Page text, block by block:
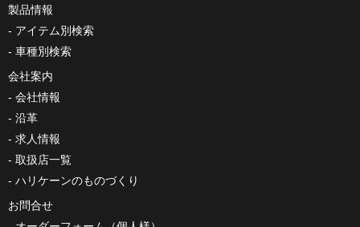
製品情報
アイテム別検索
車種別検索
会社案内
会社情報
沿革
求人情報
取扱店一覧
ハリケーンのものづくり
お問合せ